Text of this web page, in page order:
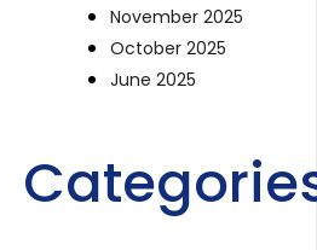
November 2025
October 2025
June 2025